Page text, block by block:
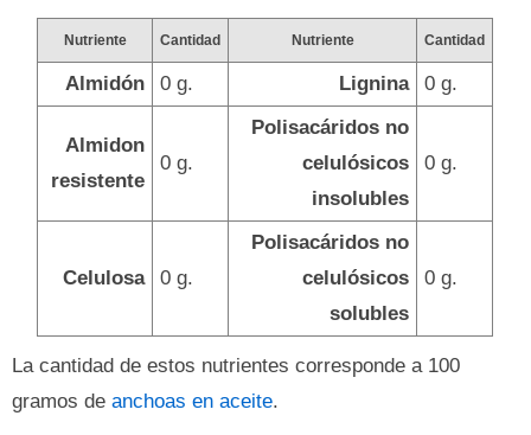
Nutriente Cantidad Nutriente Cantidad
Almidón 0 g. Lignina 0 g.
Almidon
resistente
0 g.
Polisacáridos no
celulósicos
insolubles
0 g.
Celulosa 0 g.
Polisacáridos no
celulósicos
solubles
0 g.
La cantidad de estos nutrientes corresponde a 100
gramos de anchoas en aceite.